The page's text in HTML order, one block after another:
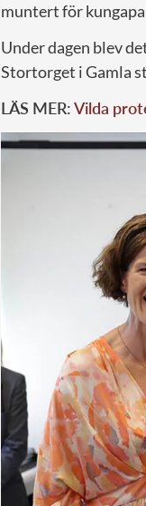
muntert för
Under dagen blev
Stortorget i Gamla
LÄS MER:Vilda